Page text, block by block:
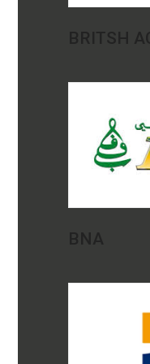
BRITSH
BNA